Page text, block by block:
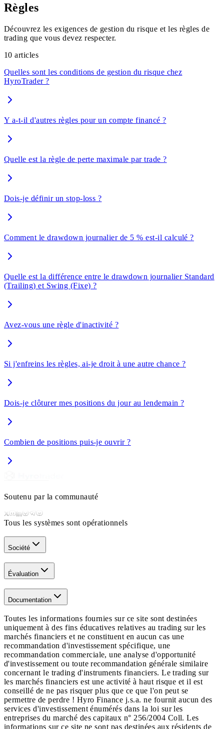
Règles
Découvrez les exigences de gestion du risque et les règles de
trading que vous devez respecter.
10 articles
Quelles sont les conditions de gestion du risque chez
HyroTrader ?
Y a-t-il d'autres règles pour un compte financé ?
Quelle est la règle de perte maximale par trade ?
Dois-je définir un stop-loss ?
Comment le drawdown journalier de 5 % est-il calculé ?
Quelle est la différence entre le drawdown journalier Standard
(Trailing) et Swing (Fixe) ?
Avez-vous une règle d'inactivité ?
Si j'enfreins les règles, ai-je droit à une autre chance ?
Dois-je clôturer mes positions du jour au lendemain ?
Combien de positions puis-je ouvrir ?
Soutenu par la communauté
Tous les systèmes sont opérationnels
Société
Évaluation
Documentation
Toutes les informations fournies sur ce site sont destinées
uniquement à des fins éducatives relatives au trading sur les
marchés financiers et ne constituent en aucun cas une
recommandation d'investissement spécifique, une
recommandation commerciale, une analyse d'opportunité
d'investissement ou toute recommandation générale similaire
concernant le trading d'instruments financiers. Le trading sur
les marchés financiers est une activité à haut risque et il est
conseillé de ne pas risquer plus que ce que l'on peut se
permettre de perdre ! Hyro Finance j.s.a. ne fournit aucun des
services d'investissement énumérés dans la loi sur les
entreprises du marché des capitaux n° 256/2004 Coll. Les
informations sur ce site ne sont pas destinées aux résidents de